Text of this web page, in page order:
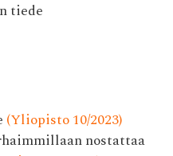
tiede
(Yliopisto 10/2023)
nostattaa